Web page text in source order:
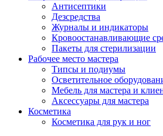
Антисептики
Дезсредства
Журналы и индикаторы
Кровоостанавливающие
Пакеты для стерилизации
Рабочее место мастера
Типсы и подиумы
Осветительное
Мебель для мастера и
Аксессуары для мастера
Косметика
Косметика для рук и ног